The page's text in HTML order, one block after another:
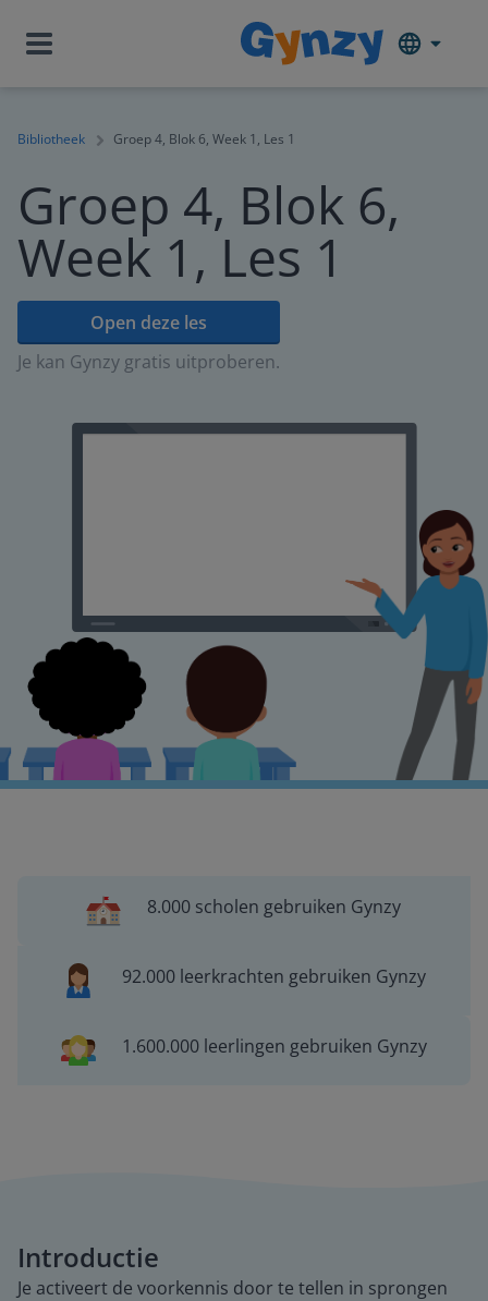
Bibliotheek Groep 4, Blok 6, Week 1, Les 1
Groep 4, Blok 6,
Week 1, Les 1
Open deze les
Je kan Gynzy gratis uitproberen.
8.000 scholen gebruiken Gynzy
92.000 leerkrachten gebruiken Gynzy
1.600.000 leerlingen gebruiken Gynzy
Introductie
Je activeert de voorkennis door te tellen in sprongen